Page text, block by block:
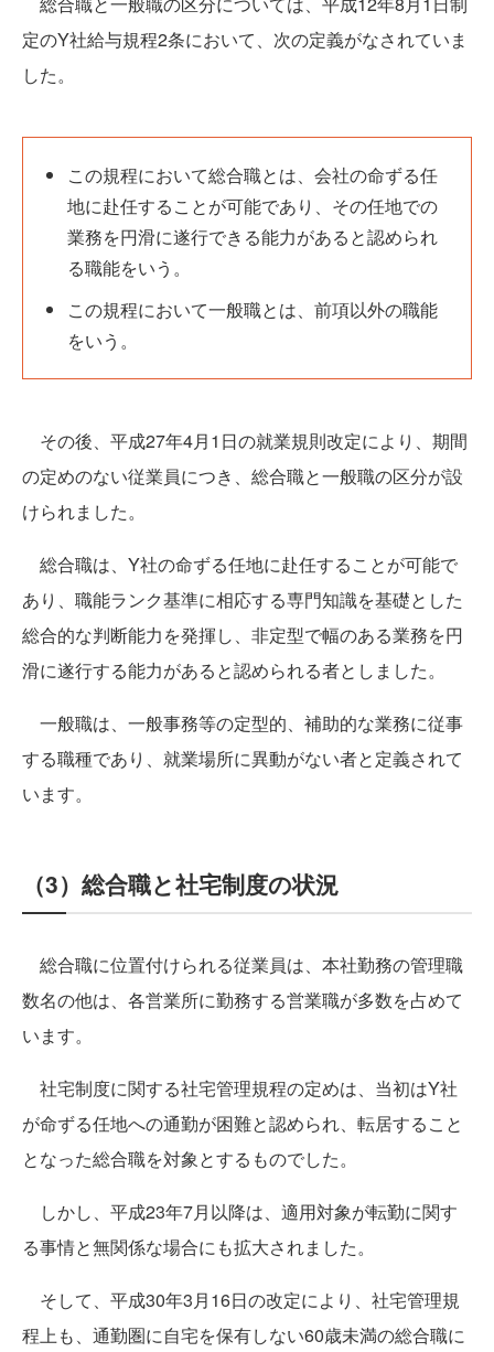
定のY社給与規程2条において、次の定義がなされていま
した。
この規程において総合職とは、会社の命ずる任
地に赴任することが可能であり、その任地での
業務を円滑に遂行できる能力があると認められ
る職能をいう。
この規程において一般職とは、前項以外の職能
をいう。
その後、平成27年4月1日の就業規則改定により、期間
の定めのない従業員につき、総合職と一般職の区分が設
けられました。
総合職は、Y社の命ずる任地に赴任することが可能で
あり、職能ランク基準に相応する専門知識を基礎とした
総合的な判断能力を発揮し、非定型で幅のある業務を円
滑に遂行する能力があると認められる者としました。
一般職は、一般事務等の定型的、補助的な業務に従事
する職種であり、就業場所に異動がない者と定義されて
います。
（3）総合職と社宅制度の状況
総合職に位置付けられる従業員は、本社勤務の管理職
数名の他は、各営業所に勤務する営業職が多数を占めて
います。
社宅制度に関する社宅管理規程の定めは、当初はY社
が命ずる任地への通勤が困難と認められ、転居すること
となった総合職を対象とするものでした。
しかし、平成23年7月以降は、適用対象が転勤に関す
る事情と無関係な場合にも拡大されました。
そして、平成30年3月16日の改定により、社宅管理規
程上も、通勤圏に自宅を保有しない60歳未満の総合職に